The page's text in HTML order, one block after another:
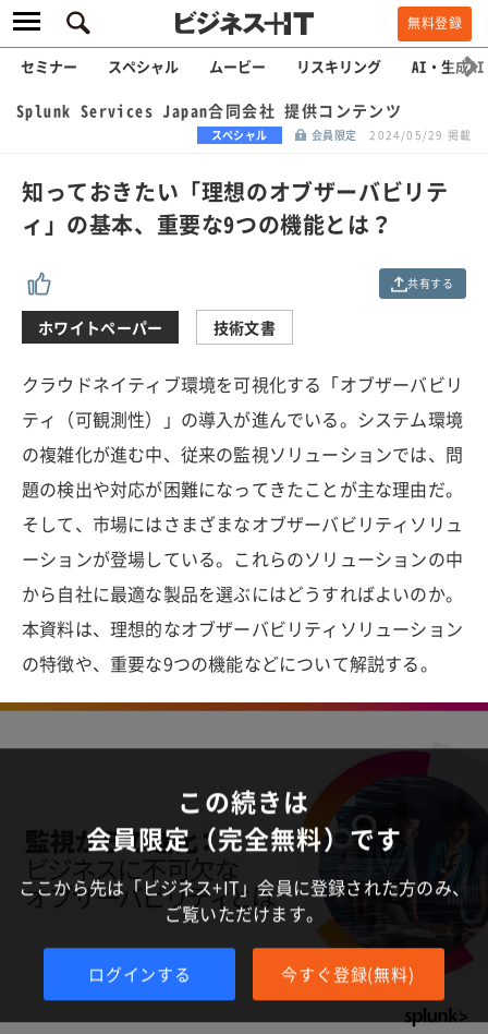
無料登録
セミナー スペシャル ムービー リスキリング AI・生成AI
Splunk Services Japan合同会社 提供コンテンツ
スペシャル 会員限定 2024/05/29 掲載
知っておきたい「理想のオブザーバビリテ
ィ」の基本、重要な9つの機能とは？
共有する
ホワイトペーパー 技術文書
クラウドネイティブ環境を可視化する「オブザーバビリ
ティ（可観測性）」の導入が進んでいる。システム環境
の複雑化が進む中、従来の監視ソリューションでは、問
題の検出や対応が困難になってきたことが主な理由だ。
そして、市場にはさまざまなオブザーバビリティソリュ
ーションが登場している。これらのソリューションの中
から自社に最適な製品を選ぶにはどうすればよいのか。
本資料は、理想的なオブザーバビリティソリューション
の特徴や、重要な9つの機能などについて解説する。
この続きは
会員限定（完全無料）です
ここから先は「ビジネス+IT」会員に登録された方のみ、
ご覧いただけます。
ログインする 今すぐ登録(無料)